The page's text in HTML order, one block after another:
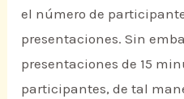
el número de
presentaciones. Sin
presentaciones de 15
participantes, de tal